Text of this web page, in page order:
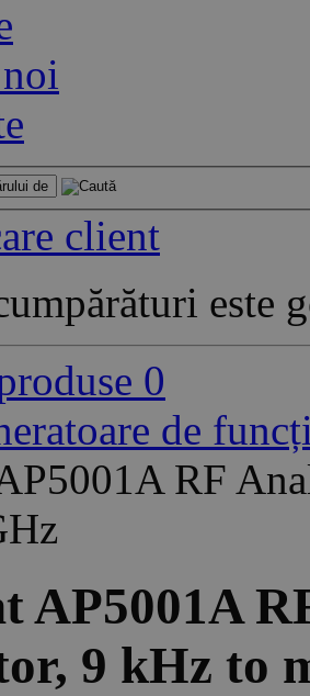
client
este
0
de
RF
AP5001A
9 kHz to